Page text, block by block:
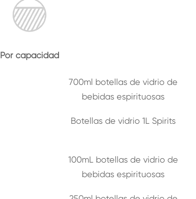
Por capacidad
700ml botellas de vidrio de
bebidas espirituosas
Botellas de vidrio 1L Spirits
100mL botellas de vidrio de
bebidas espirituosas